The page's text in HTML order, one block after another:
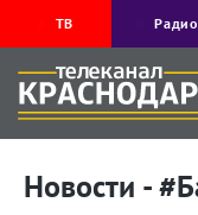
ТВ Радио
Новости -